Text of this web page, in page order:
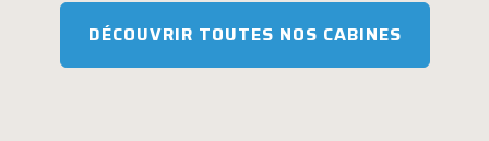
DÉCOUVRIR TOUTES NOS CABINES